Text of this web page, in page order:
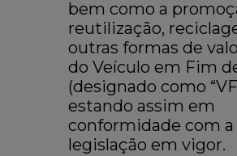
bem como a
reutilização,
outras formas de
do Veículo em Fim
(designado como
estando assim em
conformidade com a
legislação em vigor.